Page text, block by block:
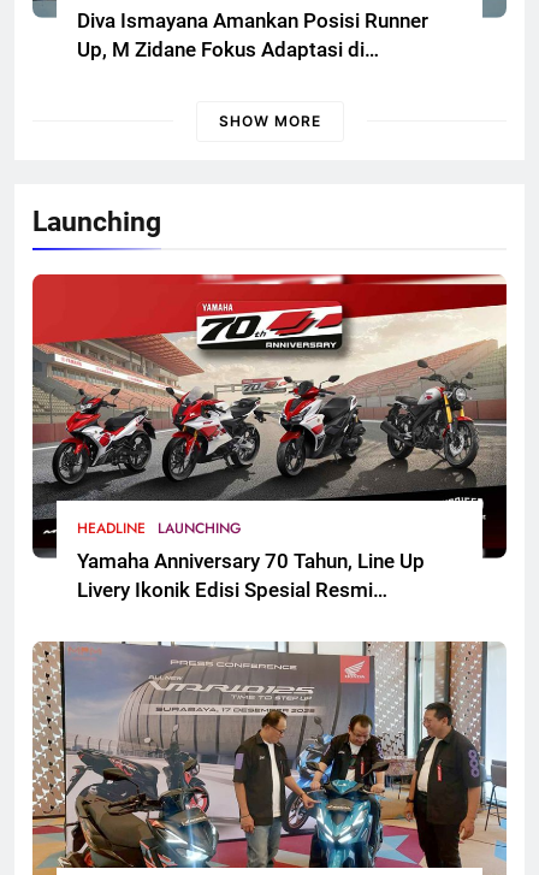
Diva Ismayana Amankan Posisi Runner
Up, M Zidane Fokus Adaptasi di
SHOW MORE
Launching
HEADLINE LAUNCHING
Yamaha Anniversary 70 Tahun, Line Up
Livery Ikonik Edisi Spesial Resmi